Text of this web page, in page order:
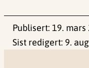
Publisert: 19. mars
Sist redigert: 9.